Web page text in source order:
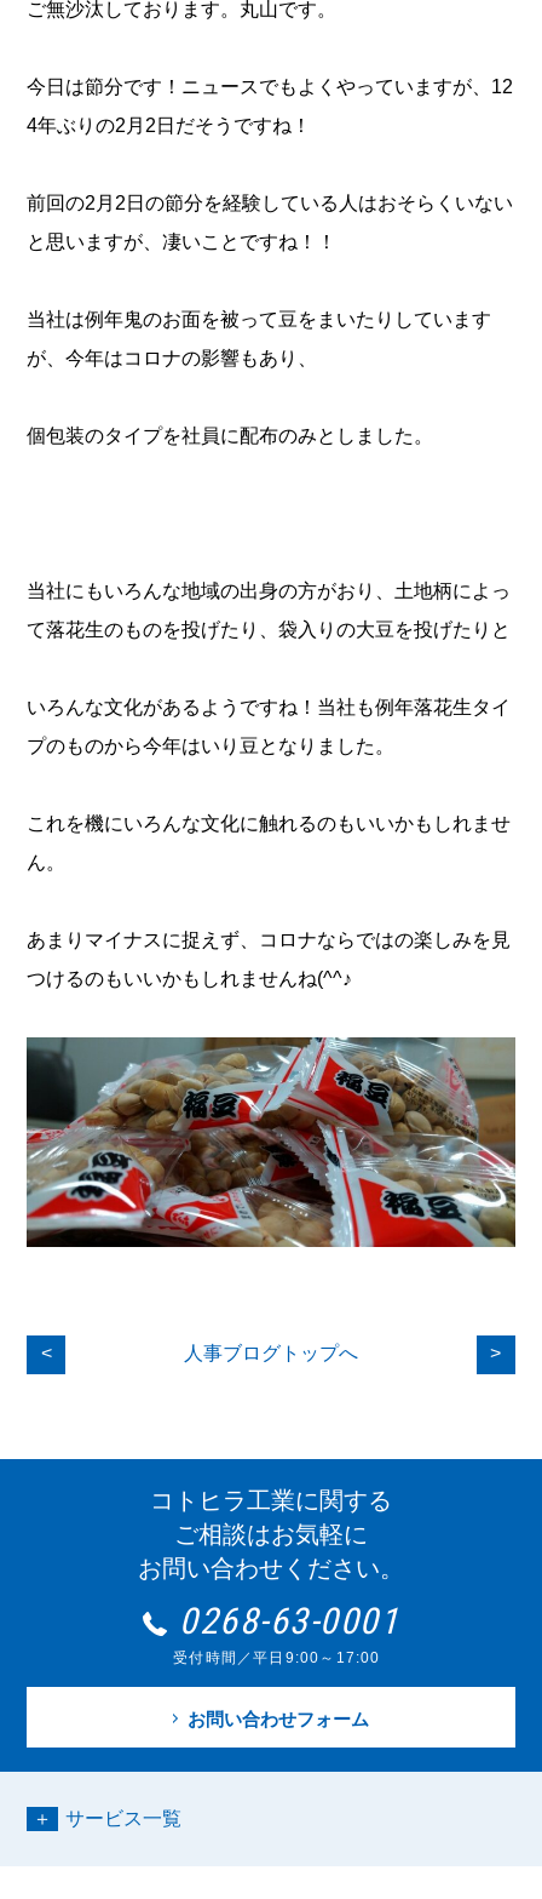
ご無沙汰しております。丸山です。
今日は節分です！ニュースでもよくやっていますが、12
4年ぶりの2月2日だそうですね！
前回の2月2日の節分を経験している人はおそらくいない
と思いますが、凄いことですね！！
当社は例年鬼のお面を被って豆をまいたりしています
が、今年はコロナの影響もあり、
個包装のタイプを社員に配布のみとしました。
当社にもいろんな地域の出身の方がおり、土地柄によっ
て落花生のものを投げたり、袋入りの大豆を投げたりと
いろんな文化があるようですね！当社も例年落花生タイ
プのものから今年はいり豆となりました。
これを機にいろんな文化に触れるのもいいかもしれませ
ん。
あまりマイナスに捉えず、コロナならではの楽しみを見
つけるのもいいかもしれませんね(^^♪
< >
人事ブログトップへ
コトヒラ工業に関する
ご相談はお気軽に
お問い合わせください。
0268-63-0001
受付時間／平日9:00～17:00
お問い合わせフォーム
サービス一覧